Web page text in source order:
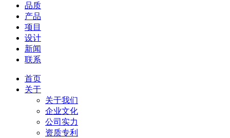
品质
产品
项目
设计
新闻
联系
首页
关于
关于我们
企业文化
公司实力
资质专利